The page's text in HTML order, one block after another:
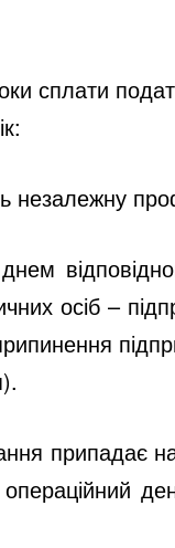
сплати
осіб –
припадає